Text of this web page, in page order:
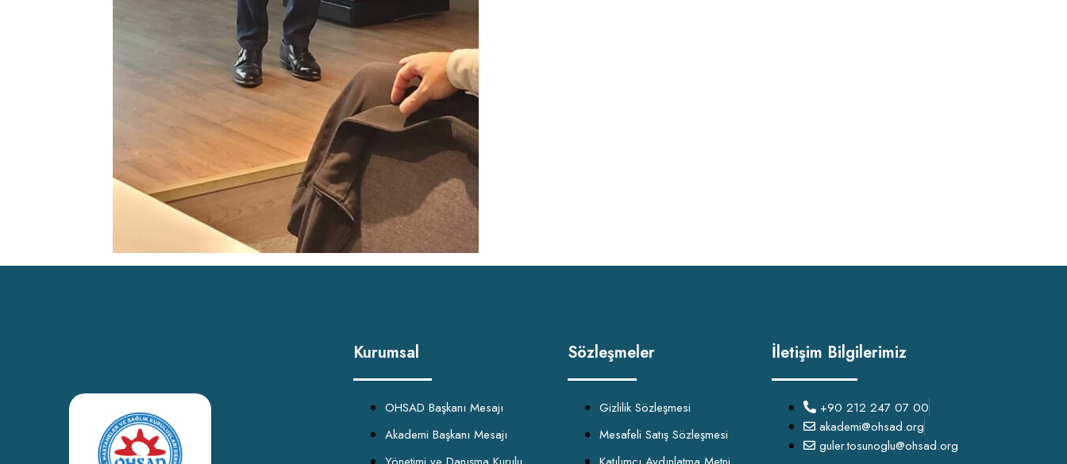
Kurumsal
OHSAD Başkanı Mesajı
Akademi Başkanı Mesajı
Sözleşmeler
Gizlilik Sözleşmesi
Mesafeli Satış Sözleşmesi
İletişim Bilgilerimiz
+90 212 247 07 00
akademi@ohsad.org
guler.tosunoglu@ohsad.org